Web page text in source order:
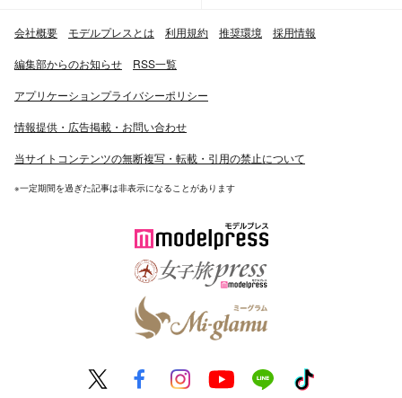
会社概要 モデルプレスとは 利用規約 推奨環境 採用情報
編集部からのお知らせ RSS一覧
アプリケーションプライバシーポリシー
情報提供・広告掲載・お問い合わせ
当サイトコンテンツの無断複写・転載・引用の禁止について
※一定期間を過ぎた記事は非表示になることがあります